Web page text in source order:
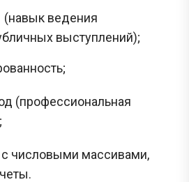
ведения
выступлений);
(профессиональная
с числовыми массивами,